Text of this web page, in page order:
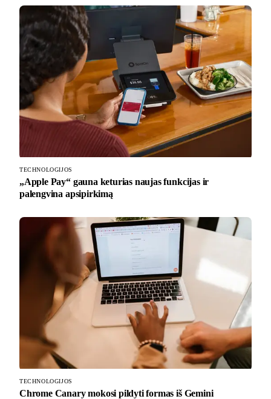
TECHNOLOGIJOS
„Apple Pay“ gauna keturias naujas funkcijas ir
palengvina apsipirkimą
TECHNOLOGIJOS
Chrome Canary mokosi pildyti formas iš Gemini